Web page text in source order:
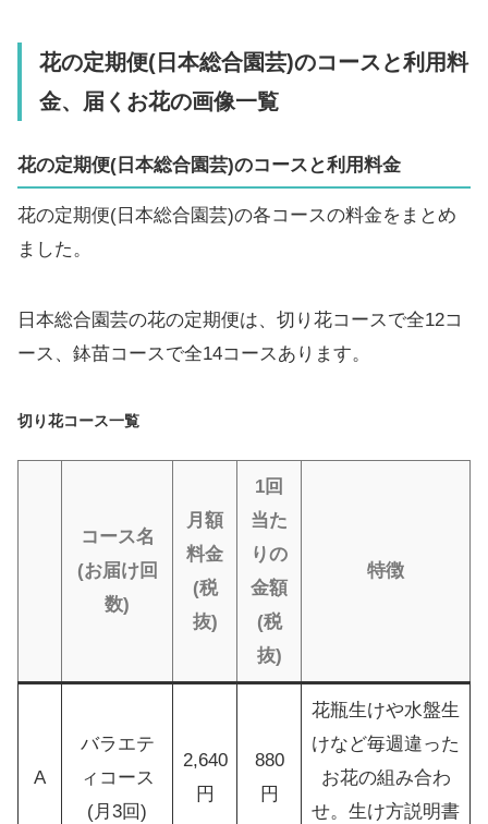
花の定期便(日本総合園芸)のコースと利用料
金、届くお花の画像一覧
花の定期便(日本総合園芸)のコースと利用料金
花の定期便(日本総合園芸)の各コースの料金をまとめ
ました。
日本総合園芸の花の定期便は、切り花コースで全12コ
ース、鉢苗コースで全14コースあります。
切り花コース一覧
コース名
(お届け回
数)
月額
料金
(税
抜)
1回
当た
りの
金額
(税
抜)
特徴
A
バラエテ
ィコース
(月3回)
2,640
円
880
円
花瓶生けや水盤生
けなど毎週違った
お花の組み合わ
せ。生け方説明書